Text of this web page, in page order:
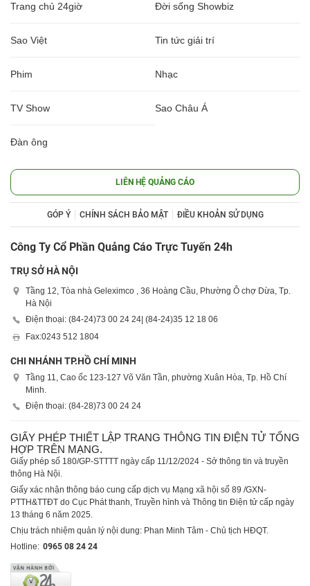
Trang chủ 24giờ Đời sống Showbiz
Sao Việt Tin tức giải trí
Phim Nhạc
TV Show Sao Châu Á
Đàn ông
LIÊN HỆ QUẢNG CÁO
GÓP Ý CHÍNH SÁCH BẢO MẬT ĐIỀU KHOẢN SỬ DỤNG
Công Ty Cổ Phần Quảng Cáo Trực Tuyến 24h
TRỤ SỞ HÀ NỘI
Tầng 12, Tòa nhà Geleximco , 36 Hoàng Cầu, Phường Ô chợ Dừa, Tp.
Hà Nội
Điện thoại: (84-24)73 00 24 24 | (84-24)35 12 18 06
Fax:0243 512 1804
CHI NHÁNH TP.HỒ CHÍ MINH
Tầng 11, Cao ốc 123-127 Võ Văn Tần, phường Xuân Hòa, Tp. Hồ Chí
Minh.
Điện thoại: (84-28)73 00 24 24
GIẤY PHÉP THIẾT LẬP TRANG THÔNG TIN ĐIỆN TỬ TỔNG
HỢP TRÊN MẠNG.
Giấy phép số 180/GP-STTTT ngày cấp 11/12/2024 - Sở thông tin và truyền
thông Hà Nội.
Giấy xác nhận thông báo cung cấp dịch vụ Mạng xã hội số 89 /GXN-
PTTH&TTĐT do Cục Phát thanh, Truyền hình và Thông tin Điện tử cấp ngày
13 tháng 6 năm 2025.
Chịu trách nhiệm quản lý nội dung: Phan Minh Tâm - Chủ tịch HĐQT.
Hotline: 0965 08 24 24